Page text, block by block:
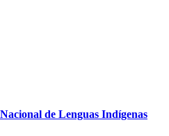
de Lenguas Indígenas